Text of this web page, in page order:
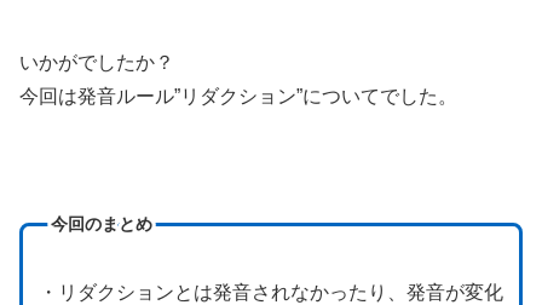
いかがでしたか？
今回は発音ルール”リダクション”についてでした。
今回のまとめ
・リダクションとは発音されなかったり、発音が変化